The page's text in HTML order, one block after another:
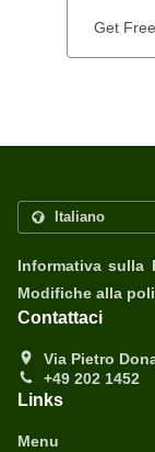
Get
Informativa sulla
Modifiche alla
Contattaci
Via Pietro
+49 202 1452
Links
Menu